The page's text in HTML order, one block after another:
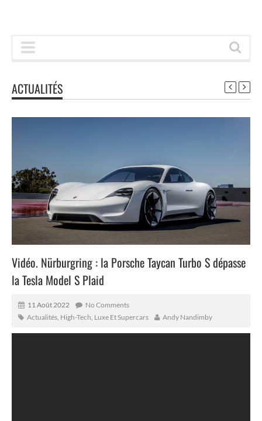
ACTUALITÉS
Vidéo. Nürburgring : la Porsche Taycan Turbo S dépasse
la Tesla Model S Plaid
11 Août 2022
No Comments
Actualités High-Tech Luxe Et Supercars Andy Nandimby